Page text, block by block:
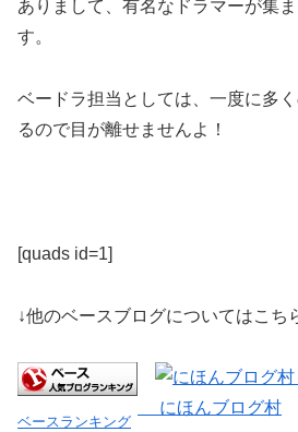
ありまして、有名なドラマーが集
す。
ベードラ担当としては、一度に多
るので目が離せませんよ！
[quads id=1]
↓他のベースブログについてはこち
ベースランキング
にほんブログ村